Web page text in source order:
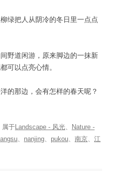
绿把人从阴冷的冬日里一点点
野道闲游，原来脚边的一抹新
可以点亮心情。
的那边，会有怎样的春天呢？
属于Landscape - 风光、
Nature -
、 nanjing、 pukou、 南京、 江